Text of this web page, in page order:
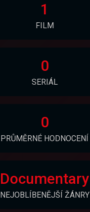
1
FILM
0
SERIÁL
0
PRŮMĚRNÉ HODNOCENÍ
Documentary
NEJOBLÍBENĚJŠÍ ŽÁNRY